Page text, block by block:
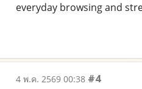
everyday browsing and
4 พ.ค. 2569 00:38 #4